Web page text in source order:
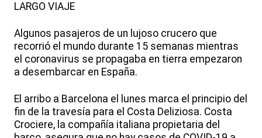
LARGO VIAJE
Algunos pasajeros de un lujoso crucero que
recorrió el mundo durante 15 semanas mientras
el coronavirus se propagaba en tierra empezaron
a desembarcar en España.
El arribo a Barcelona el lunes marca el principio del
fin de la travesía para el Costa Deliziosa. Costa
Crociere, la compañía italiana propietaria del